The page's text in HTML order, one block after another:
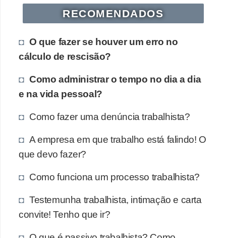
RECOMENDADOS
O que fazer se houver um erro no
cálculo de rescisão?
Como administrar o tempo no dia a dia
e na vida pessoal?
Como fazer uma denúncia trabalhista?
A empresa em que trabalho está falindo! O
que devo fazer?
Como funciona um processo trabalhista?
Testemunha trabalhista, intimação e carta
convite! Tenho que ir?